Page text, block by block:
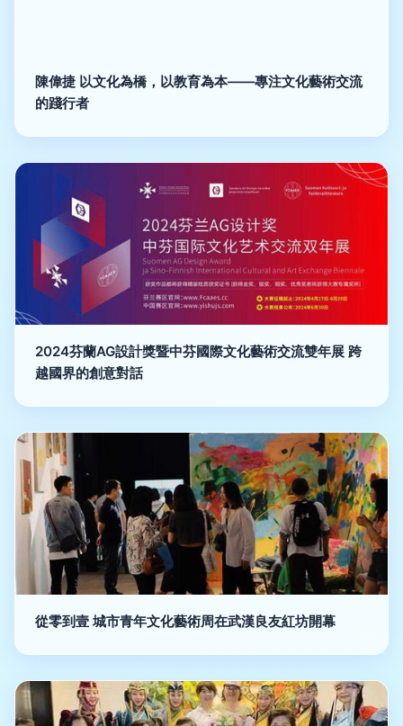
陳偉捷 以文化為橋，以教育為本——專注文化藝術交流
的踐行者
2024芬蘭AG設計獎暨中芬國際文化藝術交流雙年展 跨
越國界的創意對話
從零到壹 城市青年文化藝術周在武漢良友紅坊開幕